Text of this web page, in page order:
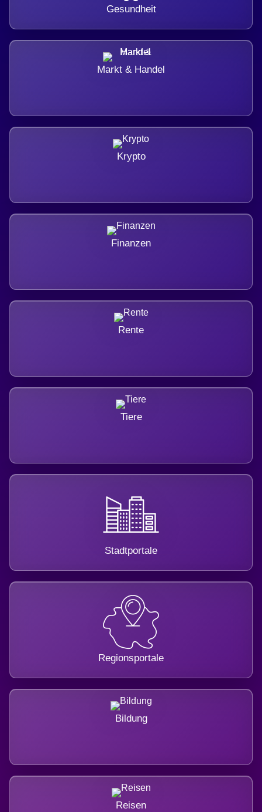
Gesundheit
Markt & Handel
Krypto
Finanzen
Rente
Tiere
Stadtportale
Regionsportale
Bildung
Reisen